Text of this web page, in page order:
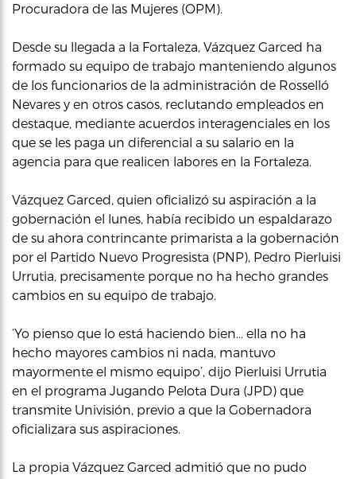
Procuradora de las Mujeres (OPM).
Desde su llegada a la Fortaleza, Vázquez Garced ha
formado su equipo de trabajo manteniendo algunos
de los funcionarios de la administración de Rosselló
Nevares y en otros casos, reclutando empleados en
destaque, mediante acuerdos interagenciales en los
que se les paga un diferencial a su salario en la
agencia para que realicen labores en la Fortaleza.
Vázquez Garced, quien oficializó su aspiración a la
gobernación el lunes, había recibido un espaldarazo
de su ahora contrincante primarista a la gobernación
por el Partido Nuevo Progresista (PNP), Pedro Pierluisi
Urrutia, precisamente porque no ha hecho grandes
cambios en su equipo de trabajo.
‘Yo pienso que lo está haciendo bien… ella no ha
hecho mayores cambios ni nada, mantuvo
mayormente el mismo equipo’, dijo Pierluisi Urrutia
en el programa Jugando Pelota Dura (JPD) que
transmite Univisión, previo a que la Gobernadora
oficializara sus aspiraciones.
La propia Vázquez Garced admitió que no pudo